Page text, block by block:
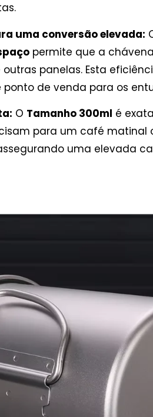
uma conversão elevada:
permite que a
panelas. Esta
de venda para os
O Tamanho 300ml é
para um café matinal
uma elevada